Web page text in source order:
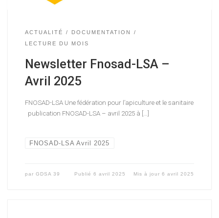
ACTUALITÉ
DOCUMENTATION
LECTURE DU MOIS
Newsletter Fnosad-LSA –
Avril 2025
FNOSAD-LSA Une fédération pour l’apiculture et le sanitaire
publication FNOSAD-LSA – avril 2025 à […]
FNOSAD-LSA Avril 2025
par GDSA 39 Publié6 avril 2025 Mis à jour6 avril 2025